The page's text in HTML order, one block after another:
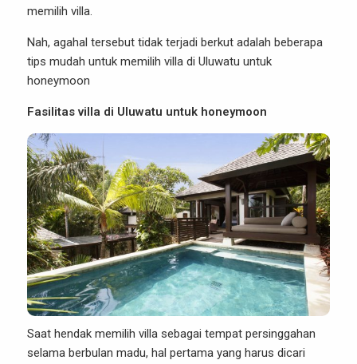
memilih villa.
Nah, agahal tersebut tidak terjadi berkut adalah beberapa
tips mudah untuk memilih villa di Uluwatu untuk
honeymoon
Fasilitas villa di Uluwatu untuk honeymoon
Saat hendak memilih villa sebagai tempat persinggahan
selama berbulan madu, hal pertama yang harus dicari